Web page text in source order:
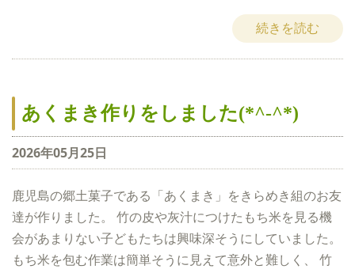
続きを読む
あくまき作りをしました(*^-^*)
2026年05月25日
鹿児島の郷土菓子である「あくまき」をきらめき組のお友
達が作りました。 竹の皮や灰汁につけたもち米を見る機
会があまりない子どもたちは興味深そうにしていました。
もち米を包む作業は簡単そうに見えて意外と難しく、 竹